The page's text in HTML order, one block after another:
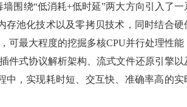
围绕“低消耗+低时延”两大方向引入了一
存池化技术以及零拷贝技术，同时结合硬
可最大程度的挖掘多核CPU并行处理性能
件式协议解析架构、流式文件还原引擎以
中，实现耗时短、交互快、准确率高的实